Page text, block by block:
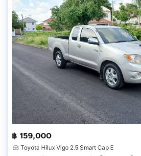
฿ 159,000
Toyota Hilux Vigo 2.5 Smart Cab E